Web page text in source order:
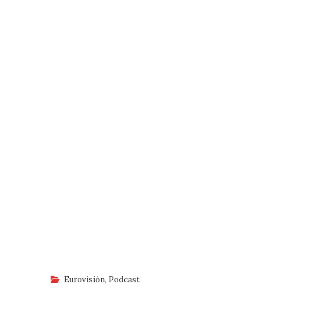
Eurovisión, Podcast